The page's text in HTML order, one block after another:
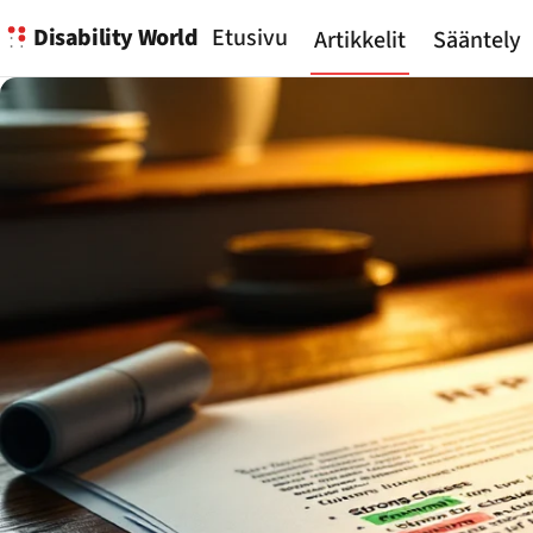
Disability World Etusivu Artikkelit Sääntely